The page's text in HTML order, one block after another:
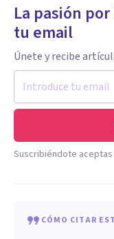
La pasión
tu email
Únete y recibe
Suscribiéndote
CÓMO CITAR